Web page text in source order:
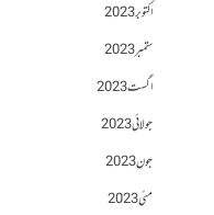
اکتوبر 2023
ستمبر 2023
اگست 2023
جولائی 2023
جون 2023
مئی 2023